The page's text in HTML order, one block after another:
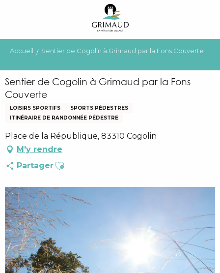
principal
Accueil Sentier de Cogolin à Grimaud par la Fons Couverte
Sentier de Cogolin à Grimaud par la Fons
Couverte
LOISIRS SPORTIFS
SPORTS PÉDESTRES
ITINÉRAIRE DE RANDONNÉE PÉDESTRE
Place de la République, 83310 Cogolin
M'y rendre
PartagerAjouter aux favoris